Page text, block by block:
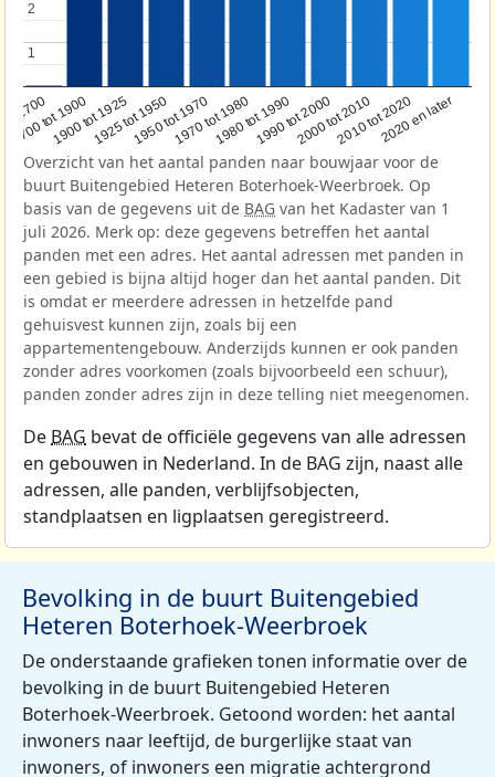
1700
1700 tot 1900
1900 tot 19251925 tot 19501950 tot 19701970 tot 19801980 tot 19901990 tot 20002000 tot 20102010 tot 20202020 en later
1
1
2
2
Overzicht van het aantal panden naar bouwjaar voor de
buurt Buitengebied Heteren Boterhoek-Weerbroek. Op
basis van de gegevens uit de BAG van het Kadaster van 1
juli 2026. Merk op: deze gegevens betreffen het aantal
panden met een adres. Het aantal adressen met panden in
een gebied is bijna altijd hoger dan het aantal panden. Dit
is omdat er meerdere adressen in hetzelfde pand
gehuisvest kunnen zijn, zoals bij een
appartementengebouw. Anderzijds kunnen er ook panden
zonder adres voorkomen (zoals bijvoorbeeld een schuur),
panden zonder adres zijn in deze telling niet meegenomen.
De BAG bevat de officiële gegevens van alle adressen
en gebouwen in Nederland. In de BAG zijn, naast alle
adressen, alle panden, verblijfsobjecten,
standplaatsen en ligplaatsen geregistreerd.
Bevolking in de buurt Buitengebied
Heteren Boterhoek-Weerbroek
De onderstaande grafieken tonen informatie over de
bevolking in de buurt Buitengebied Heteren
Boterhoek-Weerbroek. Getoond worden: het aantal
inwoners naar leeftijd, de burgerlijke staat van
inwoners, of inwoners een migratie achtergrond